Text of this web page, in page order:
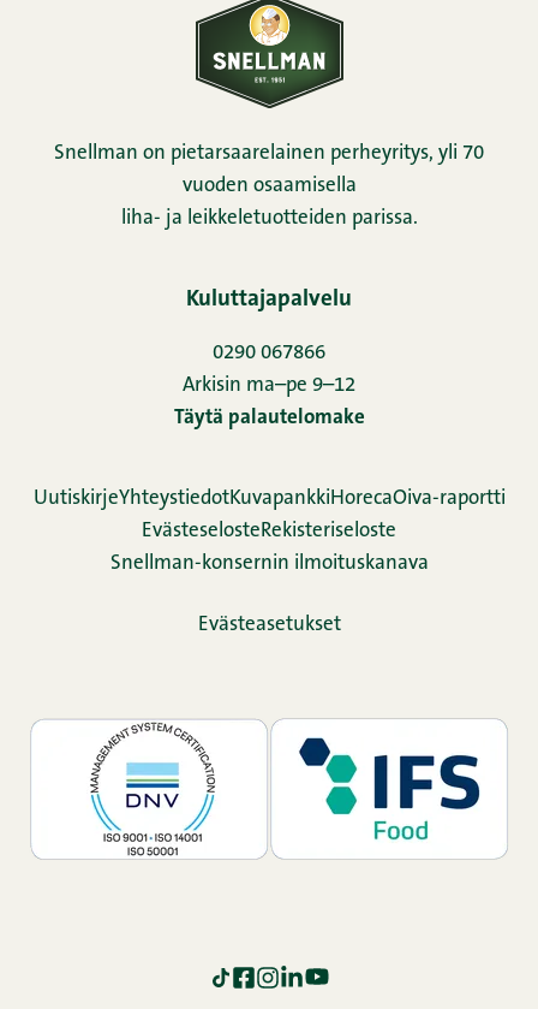
Snellman on pietarsaarelainen perheyritys, yli 70
vuoden osaamisella
liha- ja leikkeletuotteiden parissa.
Kuluttajapalvelu
0290 067866
Arkisin ma–pe 9–12
Täytä palautelomake
UutiskirjeYhteystiedotKuvapankki HorecaOiva-raportti
Evästeseloste Rekisteriseloste
Snellman-konsernin ilmoituskanava
Evästeasetukset
TikTok
Facebook
Instagram
LinkedIn
YouTube